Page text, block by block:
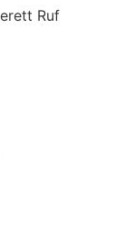
Ruf